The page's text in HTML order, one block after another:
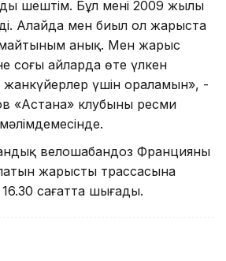
шештім. Бұл менің 2009 жылы
Алайда мен биыл ол жарыста
анық. Мен жарыс
соңғы айларда өте үлкен
жанкүйерлер үшін ораламын», -
«Астана» клубының ресми
велошабандоз Францияның
жарыстың трассасына
16.30 сағатта шығады.